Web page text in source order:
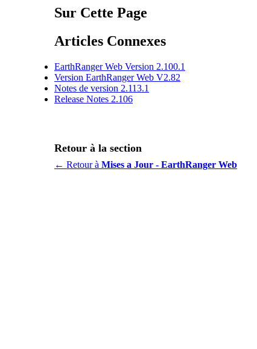
Sur Cette Page
Articles Connexes
EarthRanger Web Version 2.100.1
Version EarthRanger Web V2.82
Notes de version 2.113.1
Release Notes 2.106
Retour à la section
← Retour à Mises a Jour - EarthRanger Web